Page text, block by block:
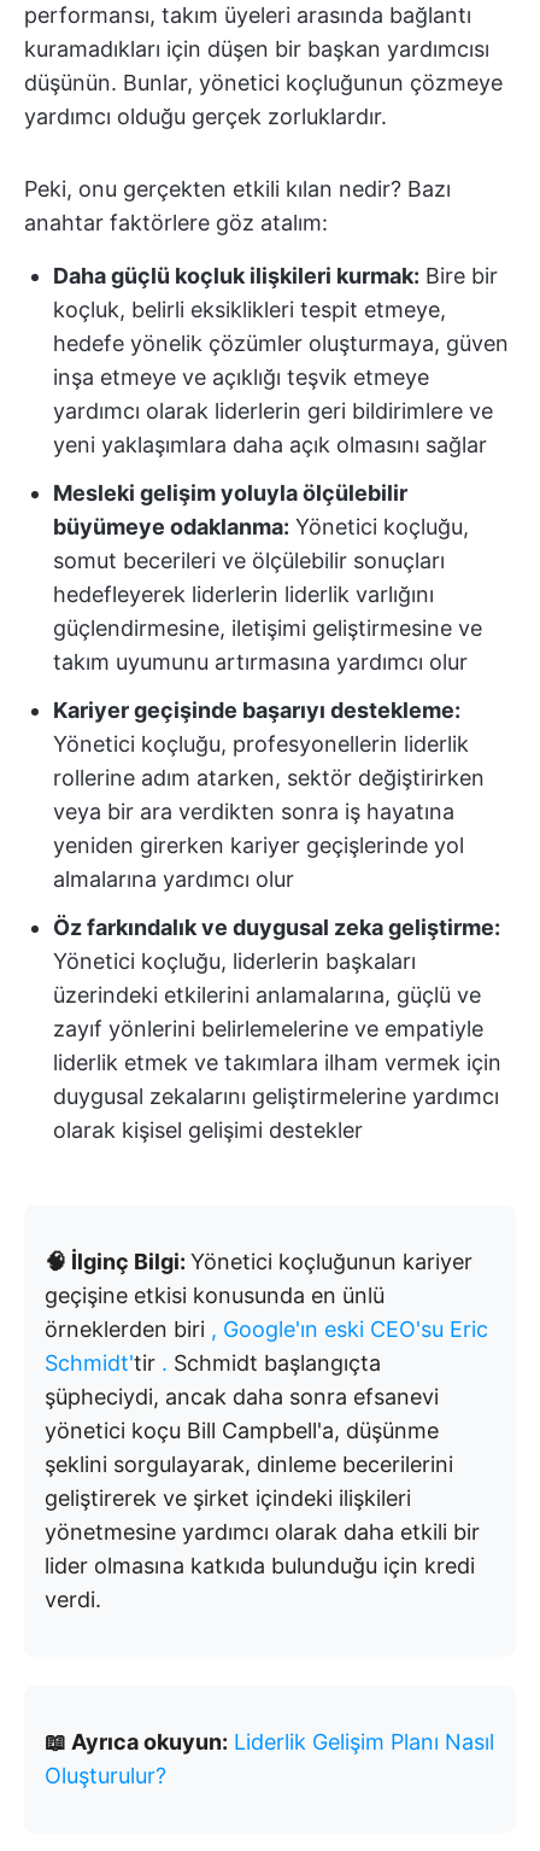
performansı, takım üyeleri arasında bağlantı
kuramadıkları için düşen bir başkan yardımcısı
düşünün. Bunlar, yönetici koçluğunun çözmeye
yardımcı olduğu gerçek zorluklardır.
Peki, onu gerçekten etkili kılan nedir? Bazı
anahtar faktörlere göz atalım:
Daha güçlü koçluk ilişkileri kurmak: Bire bir
koçluk, belirli eksiklikleri tespit etmeye,
hedefe yönelik çözümler oluşturmaya, güven
inşa etmeye ve açıklığı teşvik etmeye
yardımcı olarak liderlerin geri bildirimlere ve
yeni yaklaşımlara daha açık olmasını sağlar
Mesleki gelişim yoluyla ölçülebilir
büyümeye odaklanma: Yönetici koçluğu,
somut becerileri ve ölçülebilir sonuçları
hedefleyerek liderlerin liderlik varlığını
güçlendirmesine, iletişimi geliştirmesine ve
takım uyumunu artırmasına yardımcı olur
Kariyer geçişinde başarıyı destekleme:
Yönetici koçluğu, profesyonellerin liderlik
rollerine adım atarken, sektör değiştirirken
veya bir ara verdikten sonra iş hayatına
yeniden girerken kariyer geçişlerinde yol
almalarına yardımcı olur
Öz farkındalık ve duygusal zeka geliştirme:
Yönetici koçluğu, liderlerin başkaları
üzerindeki etkilerini anlamalarına, güçlü ve
zayıf yönlerini belirlemelerine ve empatiyle
liderlik etmek ve takımlara ilham vermek için
duygusal zekalarını geliştirmelerine yardımcı
olarak kişisel gelişimi destekler
🧠 İlginç Bilgi: Yönetici koçluğunun kariyer
geçişine etkisi konusunda en ünlü
örneklerden biri , Google'ın eski CEO'su Eric
Schmidt'tir . Schmidt başlangıçta
şüpheciydi, ancak daha sonra efsanevi
yönetici koçu Bill Campbell'a, düşünme
şeklini sorgulayarak, dinleme becerilerini
geliştirerek ve şirket içindeki ilişkileri
yönetmesine yardımcı olarak daha etkili bir
lider olmasına katkıda bulunduğu için kredi
verdi.
📖 Ayrıca okuyun: Liderlik Gelişim Planı Nasıl
Oluşturulur?